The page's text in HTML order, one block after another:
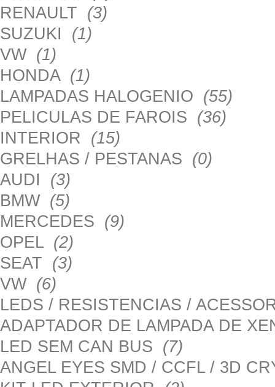
RENAULT (3)
SUZUKI (1)
VW (1)
HONDA (1)
LAMPADAS HALOGENIO (55)
PELICULAS DE FAROIS (36)
INTERIOR (15)
GRELHAS / PESTANAS (0)
AUDI (3)
BMW (5)
MERCEDES (9)
OPEL (2)
SEAT (3)
VW (6)
LEDS / RESISTENCIAS /
ADAPTADOR DE LAMPADA DE
LED SEM CAN BUS (7)
ANGEL EYES SMD / CCFL / 3D